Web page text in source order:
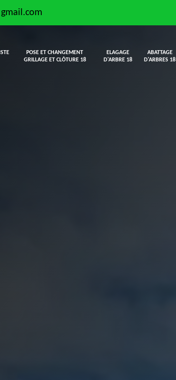
POSE ET CHANGEMENT
GRILLAGE ET CLÔTURE 18
ELAGAGE
D'ARBRE 18
ABATTAGE
D'ARBRES 18